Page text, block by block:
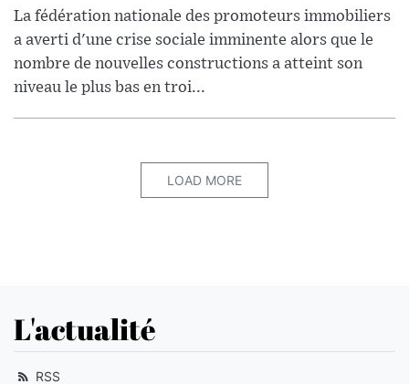
La fédération nationale des promoteurs immobiliers
a averti d'une crise sociale imminente alors que le
nombre de nouvelles constructions a atteint son
niveau le plus bas en troi...
LOAD MORE
L'actualité
RSS